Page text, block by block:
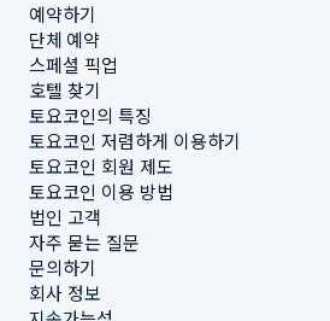
예약하기
단체 예약
스페셜 픽업
호텔 찾기
토요코인의 특징
토요코인 저렴하게 이용하기
토요코인 회원 제도
토요코인 이용 방법
법인 고객
자주 묻는 질문
문의하기
회사 정보